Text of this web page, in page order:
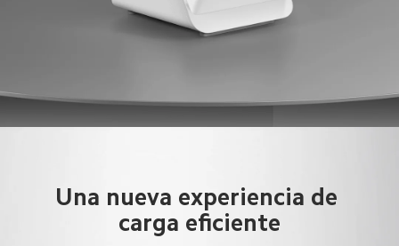
Una nueva experiencia de
carga eficiente